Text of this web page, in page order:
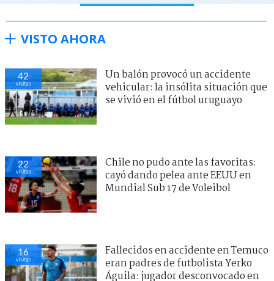
VISTO AHORA
42
visitas
Un balón provocó un accidente
vehicular: la insólita situación que
se vivió en el fútbol uruguayo
22
visitas
Chile no pudo ante las favoritas:
cayó dando pelea ante EEUU en
Mundial Sub 17 de Voleibol
16
visitas
Fallecidos en accidente en Temuco
eran padres de futbolista Yerko
Águila: jugador desconvocado en